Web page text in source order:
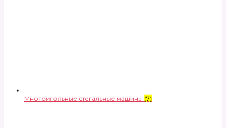
Многоигольные стегальные машины (7)